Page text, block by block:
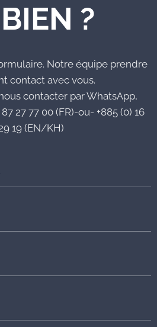
?
Notre équipe prendre
contact avec vous.
contacter par WhatsApp,
27 77 00 (FR)-ou- +885 (0) 16
19 (EN/KH)